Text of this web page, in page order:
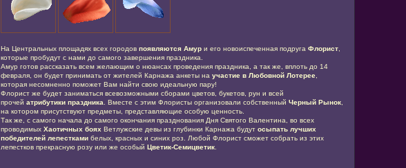
На Центральных площадях всех городов появляются Амури его новоиспеченная подруга Флорист,
которые пробудут с нами до самого завершения праздника.
Амур готов рассказать всем желающим о нюансах проведения праздника, а так же, вплоть до 14
февраля, он будет принимать от жителей Карнажа анкеты на участие в Любовной Лотерее,
которая несомненно поможет Вам найти свою идеальную пару!
Флорист же будет заниматься всевозможными сборами цветов, букетов, рун и всей
прочей атрибутики праздника . Вместе с этим Флористы организовали собственный Черный Рынок,
на котором присутствуют предметы, представляющие особую ценность.
Так же, с самого начала до самого окончания празднования Дня Святого Валентина, во всех
проводимых Хаотичных боях Ветлужские девы из глубинки Карнажа будут осыпать лучших
победителей лепесткамибелых, красных и синих роз. Любой Флорист сможет собрать из этих
лепестков прекрасную розу или же особый Цветик-Семицветик.